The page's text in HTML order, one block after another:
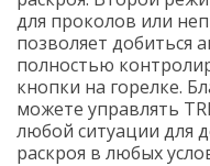
для проколов или
позволяет добиться
полностью
кнопки на горелке.
можете управлять
любой ситуации для
раскроя в любых